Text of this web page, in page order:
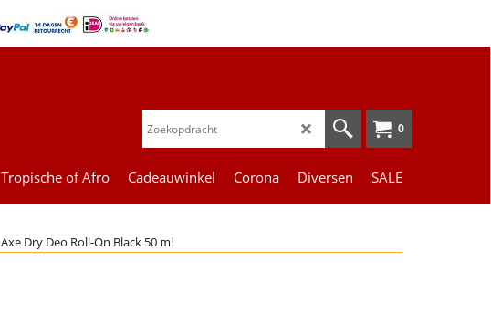
0
Tropische of Afro Cadeauwinkel Corona Diversen SALE
Axe Dry Deo Roll-On Black 50 ml